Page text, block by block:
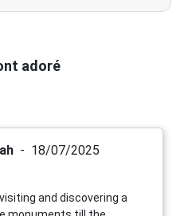
adoré
18/07/2025
and discovering a